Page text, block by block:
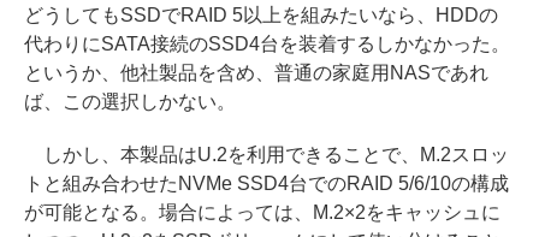
どうしてもSSDでRAID 5以上を組みたいなら、HDDの
代わりにSATA接続のSSD4台を装着するしかなかった。
というか、他社製品を含め、普通の家庭用NASであれ
ば、この選択しかない。
しかし、本製品はU.2を利用できることで、M.2スロッ
トと組み合わせたNVMe SSD4台でのRAID 5/6/10の構成
が可能となる。場合によっては、M.2×2をキャッシュに